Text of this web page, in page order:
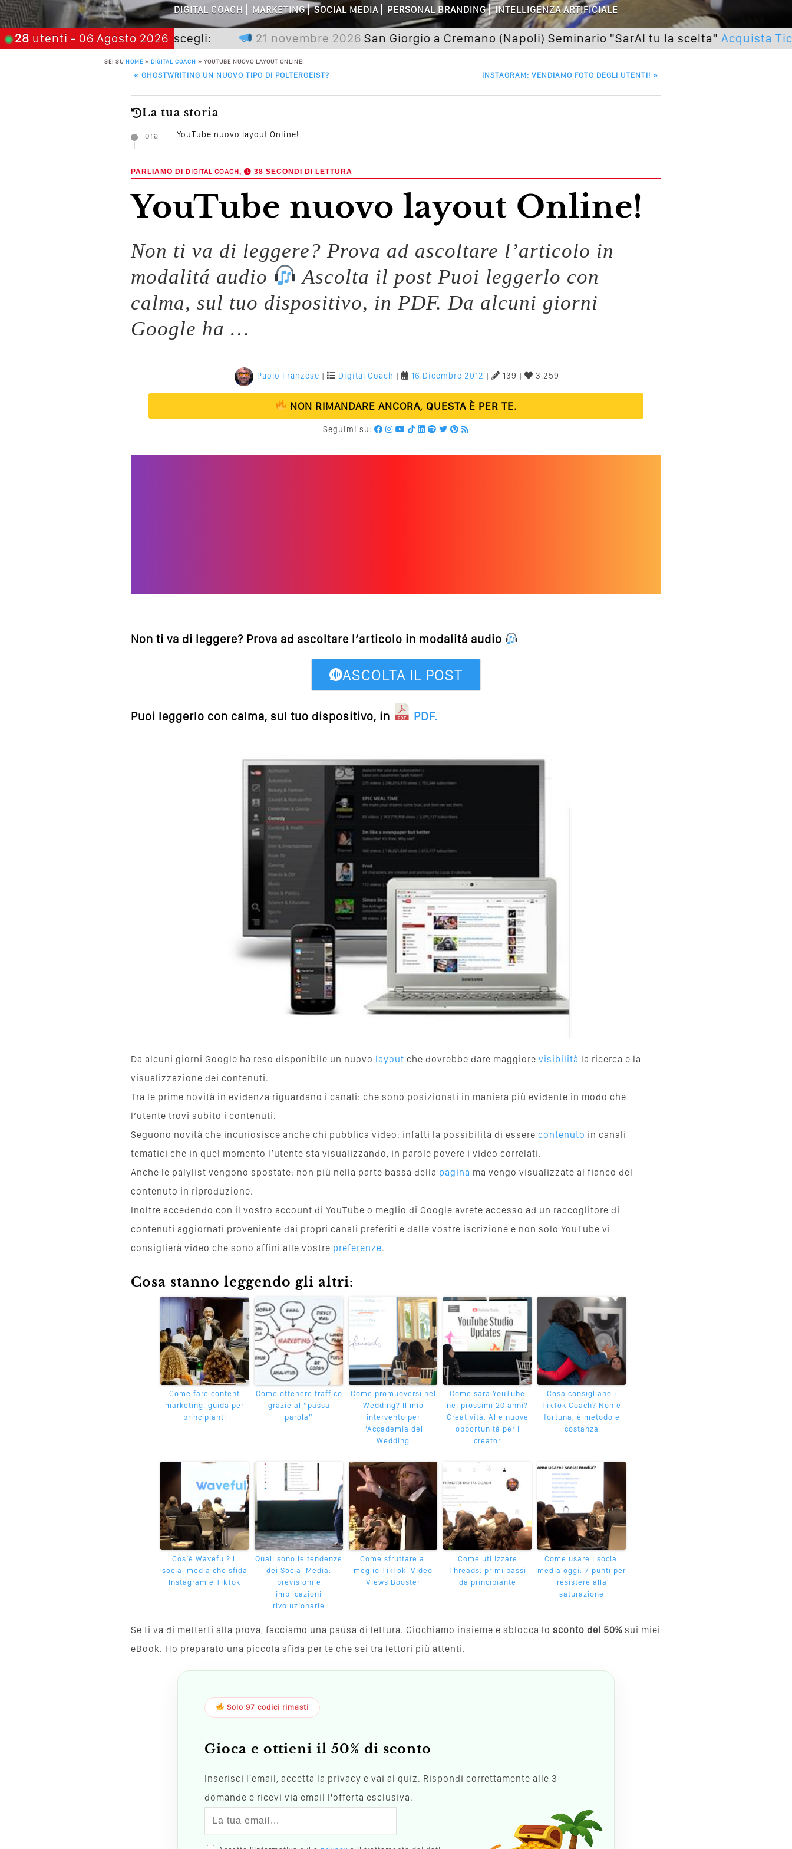
Perché Pubblicare Non Basta Più? Contenuti Di Valore O Solo Rumore…
Perché Non Guadagni Sui Social Media? Probabilmente Tutto Peggiorerà
Quali Sono Gli Errori Della Comunicazione Politica? Il Caso Delle Braccia Incrociate
Come Promuoversi Nel Wedding? Il Mio Intervento Per L’Accademia Del Wedding
DIGITAL COACH MARKETING SOCIAL MEDIA PERSONAL BRANDING INTELLIGENZA ARTIFICIALE
28 utenti - 06 Agosto 2026
premia chi aspetta, scegli: 21 novembre 2026San Giorgio a Cremano (Napoli) Seminario "SarAI tu la scelta"Acquista Ticket
SEI SU HOME » DIGITAL COACH » YOUTUBE NUOVO LAYOUT ONLINE!
POST NAVIGATION
« GHOSTWRITING UN NUOVO TIPO DI POLTERGEIST? INSTAGRAM: VENDIAMO FOTO DEGLI UTENTI! »
La tua storia
ora YouTube nuovo layout Online!
PARLIAMO DI DIGITAL COACH, 38 SECONDI DI LETTURA
YouTube nuovo layout Online!
Non ti va di leggere? Prova ad ascoltare l’articolo in
modalitá audio
Ascolta il post Puoi leggerlo con
calma, sul tuo dispositivo, in PDF. Da alcuni giorni
Google ha …
Paolo Franzese | Digital Coach | 16 Dicembre 2012 | 139 | 3.259
NON RIMANDARE ANCORA, QUESTA È PER TE.
Seguimi su:
Non ti va di leggere? Prova ad ascoltare l’articolo in modalitá audio
ASCOLTA IL POST
Puoi leggerlo con calma, sul tuo dispositivo, in PDF.
Da alcuni giorni Google ha reso disponibile un nuovo layout che dovrebbe dare maggiore visibilità la ricerca e la
visualizzazione dei contenuti.
Tra le prime novità in evidenza riguardano i canali: che sono posizionati in maniera più evidente in modo che
l’utente trovi subito i contenuti.
Seguono novità che incuriosisce anche chi pubblica video: infatti la possibilità di essere contenuto in canali
tematici che in quel momento l’utente sta visualizzando, in parole povere i video correlati.
Anche le palylist vengono spostate: non più nella parte bassa della pagina ma vengo visualizzate al fianco del
contenuto in riproduzione.
Inoltre accedendo con il vostro account di YouTube o meglio di Google avrete accesso ad un raccoglitore di
contenuti aggiornati proveniente dai propri canali preferiti e dalle vostre iscrizione e non solo YouTube vi
consiglierà video che sono affini alle vostre preferenze.
Cosa stanno leggendo gli altri:
Come fare content
marketing: guida per
principianti
Come ottenere traffico
grazie al “passa
parola”
Come promuoversi nel
Wedding? Il mio
intervento per
l’Accademia del
Wedding
Come sarà YouTube
nei prossimi 20 anni?
Creatività, AI e nuove
opportunità per i
creator
Cosa consigliano i
TikTok Coach? Non è
fortuna, è metodo e
costanza
Cos’è Waveful? Il
social media che sfida
Instagram e TikTok
Quali sono le tendenze
dei Social Media:
previsioni e
implicazioni
rivoluzionarie
Come sfruttare al
meglio TikTok: Video
Views Booster
Come utilizzare
Threads: primi passi
da principiante
Come usare i social
media oggi: 7 punti per
resistere alla
saturazione
Se ti va di metterti alla prova, facciamo una pausa di lettura. Giochiamo insieme e sblocca lo sconto del 50% sui miei
eBook. Ho preparato una piccola sfida per te che sei tra lettori più attenti.
Solo 97 codici rimasti
Gioca e ottieni il 50% di sconto
Inserisci l'email, accetta la privacy e vai al quiz. Rispondi correttamente alle 3
domande e ricevi via email l'offerta esclusiva.